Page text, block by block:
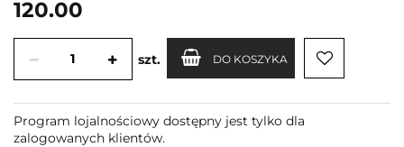
120.00
szt. DO KOSZYKA
Program lojalnościowy dostępny jest tylko dla
zalogowanych klientów.